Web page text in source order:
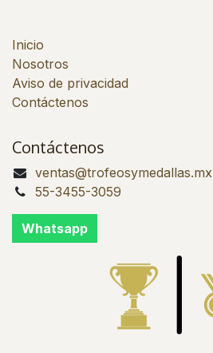
Inicio
Nosotros
Aviso de privacidad
Contáctenos
Contáctenos
ventas@trofeosymedallas.mx
55-3455-3059
Whatsapp